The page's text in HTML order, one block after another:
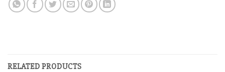
RELATED PRODUCTS